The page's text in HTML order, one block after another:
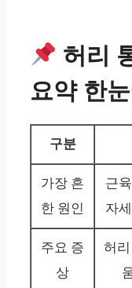
허리
요약 한눈
구분
가장 흔
한 원인
근
자
주요 증
상
허